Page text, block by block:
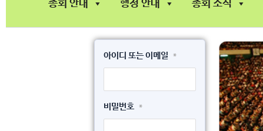
총회 안내 행정 안내 총회 소식
아이디 또는 이메일 *
비밀번호 *